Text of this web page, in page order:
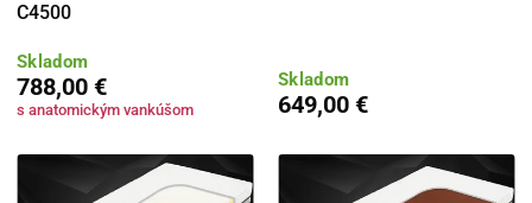
C4500
Skladom
788,00 €
s anatomickým vankúšom
Skladom
649,00 €